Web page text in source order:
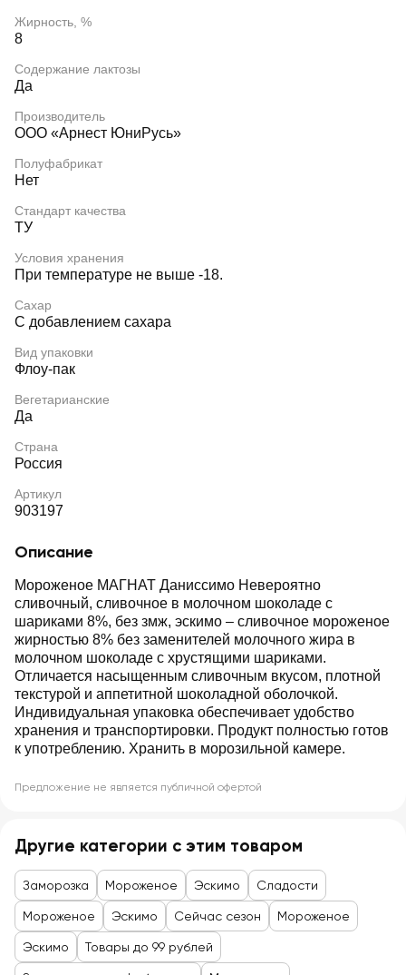
Жирность, %
8
Содержание лактозы
Да
Производитель
ООО «Арнест ЮниРусь»
Полуфабрикат
Нет
Стандарт качества
ТУ
Условия хранения
При температуре не выше -18.
Сахар
С добавлением сахара
Вид упаковки
Флоу-пак
Вегетарианские
Да
Страна
Россия
Артикул
903197
Описание
Мороженое МАГНАТ Даниссимо Невероятно
сливочный, сливочное в молочном шоколаде с
шариками 8%, без змж, эскимо – сливочное мороженое
жирностью 8% без заменителей молочного жира в
молочном шоколаде с хрустящими шариками.
Отличается насыщенным сливочным вкусом, плотной
текстурой и аппетитной шоколадной оболочкой.
Индивидуальная упаковка обеспечивает удобство
хранения и транспортировки. Продукт полностью готов
к употреблению. Хранить в морозильной камере.
Предложение не является публичной офертой
Другие категории с этим товаром
Заморозка Мороженое Эскимо Сладости
Мороженое Эскимо Сейчас сезон Мороженое
Эскимо Товары до 99 рублей